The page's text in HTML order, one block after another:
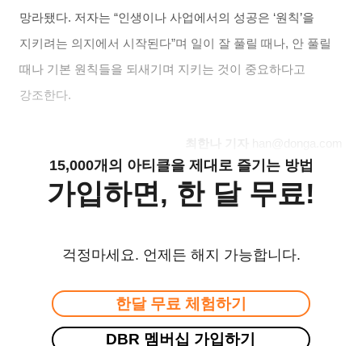
망라됐다. 저자는 “인생이나 사업에서의 성공은 ‘원칙’을
지키려는 의지에서 시작된다”며 일이 잘 풀릴 때나, 안 풀릴
때나 기본 원칙들을 되새기며 지키는 것이 중요하다고
강조한다.
15,000개의 아티클을 제대로 즐기는 방법
가입하면, 한 달 무료!
걱정마세요. 언제든 해지 가능합니다.
한달 무료 체험하기
DBR 멤버십 가입하기